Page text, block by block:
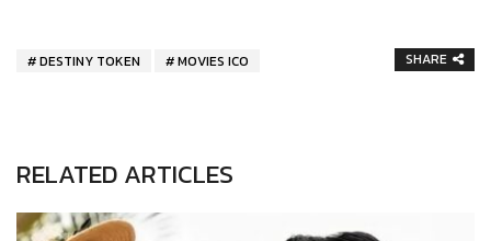
DESTINY TOKEN MOVIES ICO SHARE
RELATED ARTICLES